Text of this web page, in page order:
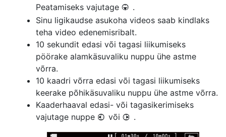
Peatamiseks vajutage 3 .
Sinu ligikaudse asukoha videos saab kindlaks
teha video edenemisribalt.
10 sekundit edasi või tagasi liikumiseks
pöörake alamkäsuvaliku nuppu ühe astme
võrra.
10 kaadri võrra edasi või tagasi liikumiseks
keerake põhikäsuvaliku nuppu ühe astme võrra.
Kaaderhaaval edasi- või tagasikerimiseks
vajutage nuppe 4 või 2 .